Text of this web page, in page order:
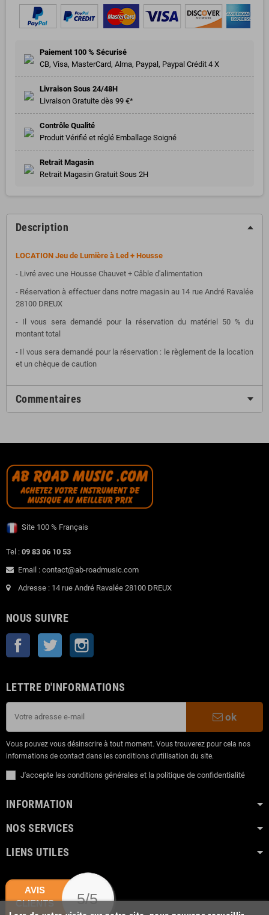
Paiement 100 % Sécurisé
CB, Visa, MasterCard, Alma, Paypal, Paypal Crédit 4 X
Livraison Sous 24/48H
Livraison Gratuite dès 99 €*
Contrôle Qualité
Produit Vérifié et réglé Emballage Soigné
Retrait Magasin
Retrait Magasin Gratuit Sous 2H
Description
LOCATION Jeu de Lumière à Led + Housse
- Livré avec une Housse Chauvet + Câble d'alimentation
- Réservation à effectuer dans notre magasin au 14 rue André Ravalée
28100 DREUX
- Il vous sera demandé pour la réservation du matériel 50 % du
montant total
- Il vous sera demandé pour la réservation : le règlement de la location
et un chèque de caution
Commentaires
Site 100 % Français
Tel : 09 83 06 10 53
Email : contact@ab-roadmusic.com
Adresse : 14 rue André Ravalée 28100 DREUX
NOUS SUIVRE
Facebook Twitter
LETTRE D'INFORMATIONS
ok
Vous pouvez vous désinscrire à tout moment. Vous trouverez pour cela nos
informations de contact dans les conditions d'utilisation du site.
J'accepte les conditions générales et la politique de confidentialité
INFORMATION
NOS SERVICES
LIENS UTILES
AVIS
CLIENTS
5/5